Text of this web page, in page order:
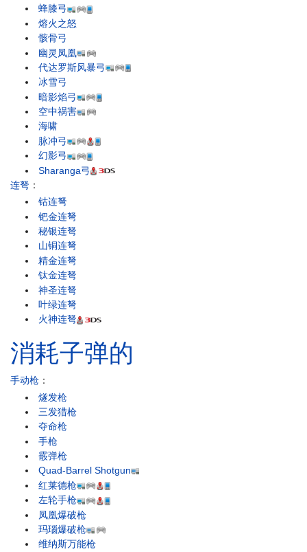
蜂膝弓
熔火之怒
骸骨弓
幽灵凤凰
代达罗斯风暴弓
冰雪弓
暗影焰弓
空中祸害
海啸
脉冲弓
幻影弓
Sharanga弓
连弩 ：
钴连弩
钯金连弩
秘银连弩
山铜连弩
精金连弩
钛金连弩
神圣连弩
叶绿连弩
火神连弩
消耗子弹的
手动枪 ：
燧发枪
三发猎枪
夺命枪
手枪
霰弹枪
Quad-Barrel Shotgun
红莱德枪
左轮手枪
凤凰爆破枪
玛瑙爆破枪
维纳斯万能枪